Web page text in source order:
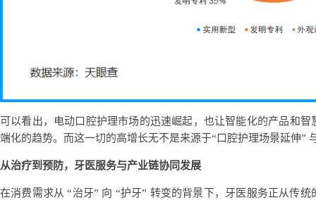
可以看出，电动口腔护理市场的迅速崛起，也让智能化的产品和
端化的趋势。而这一切的高增长无不是来源于“口腔护理场景延伸”
从治疗到预防，牙医服务与产业链协同发展
在消费需求从 “治牙” 向 “护牙” 转变的背景下，牙医服务正从传